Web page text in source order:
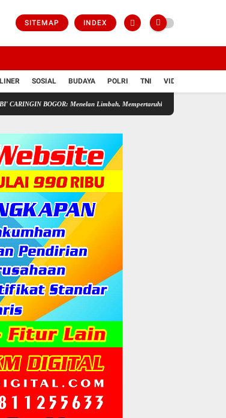
SITEMAP INDEX
SOSIAL BUDAYA POLRI TNI VIDIO
BOGOR: Menelan Limbah, Mempertaruhkan Nyawa Rakyat